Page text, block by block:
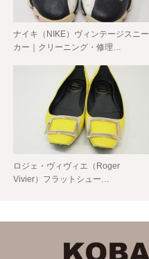
ナイキ（NIKE）ヴィンテージスニー
カー｜クリーニング・修理…
ロジェ・ヴィヴィエ（Roger
Vivier）フラットシュー…